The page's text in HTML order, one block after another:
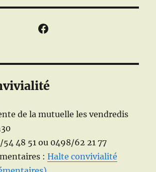
Facebook
de la mutuelle les vendredis
48 51 ou 0498/62 21 77
:Halte convivialité